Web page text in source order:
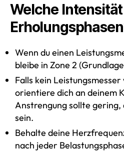
Welche
Wenn du einen
bleibe in Zone 2
Falls kein
orientiere dich an deinem
Anstrengung sollte
sein.
Behalte deine
nach jeder